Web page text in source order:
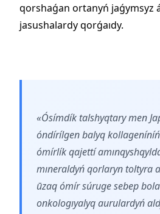
qorshaǵan ortanyń jaǵymsyz
jasushalardy qorǵaıdy.
«Ósímdík talshyqtary men
óndírílgen balyq
ómírlík qajettí
mıneraldyń qorlaryn toltyra
ūzaq ómír súruge sebep
onkologıyalyq aurulardyń